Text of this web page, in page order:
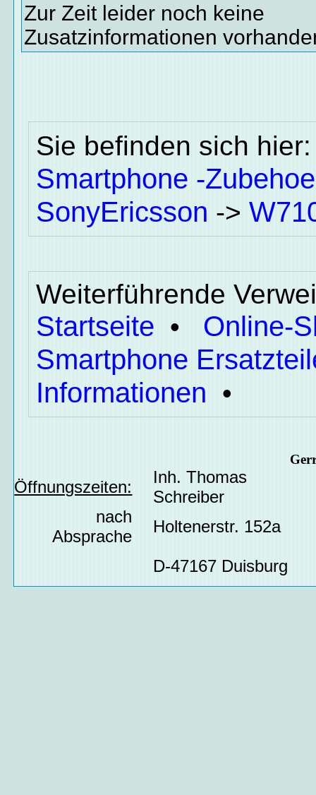
Zur Zeit leider noch keine
Zusatzinformationen
Sie befinden sich
Smartphone -
SonyEricsson ->
Weiterführende
Startseite • Online-
Smartphone
Informationen •
Öffnungszeiten:
Inh. Thomas
Schreiber
nach
Absprache
Holtenerstr. 152a
D-47167 Duisburg